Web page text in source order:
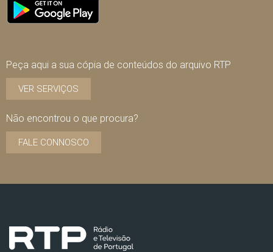
Peça aqui a sua cópia de conteúdos do arquivo RTP
VER SERVIÇOS
Não encontrou o que procura?
FALE CONNOSCO